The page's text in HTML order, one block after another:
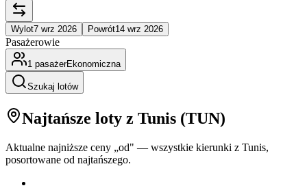
Wylot7 wrz 2026 Powrót14 wrz 2026
Pasażerowie
1 pasażerEkonomiczna
Szukaj lotów
Najtańsze loty z Tunis (TUN)
Aktualne najniższe ceny „od" — wszystkie kierunki z Tunis,
posortowane od najtańszego.